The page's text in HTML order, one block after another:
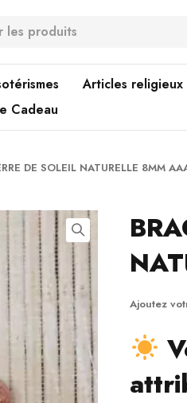
Articles religieux
Cadeau
DE SOLEIL NATURELLE 8MM
Ajoutez